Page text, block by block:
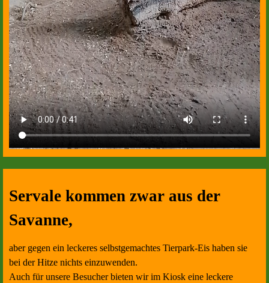
Servale kommen zwar aus der
Savanne,
aber gegen ein leckeres selbstgemachtes Tierpark-Eis haben sie
bei der Hitze nichts einzuwenden.
Auch für unsere Besucher bieten wir im Kiosk eine leckere